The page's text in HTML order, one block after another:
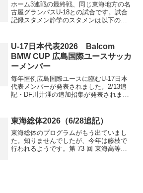
ホーム3連戦の最終戦、同じ東海地方の名
古屋グランパスU-18との試合です。試合
記録スタメン静学のスタメンは以下の通
試合同じ。ダブルボランチはMF四海星南
とMF杉田和心...
U-17日本代表2026 Balcom
BMW CUP 広島国際ユースサッカ
ーメンバー
毎年恒例広島国際ユースに臨むU-17日本
代表メンバーが発表されました。2/13追
記・DF川井浬の追加招集が発表されまし
備考1GK大下 幸誠高12009/8/7184...
東海総体2026（6/28追記）
東海総体のプログラムがもう出ていまし
た。知りませんでしたが、今年は藤枝で
行われるようです。第 73 回 東海高等学